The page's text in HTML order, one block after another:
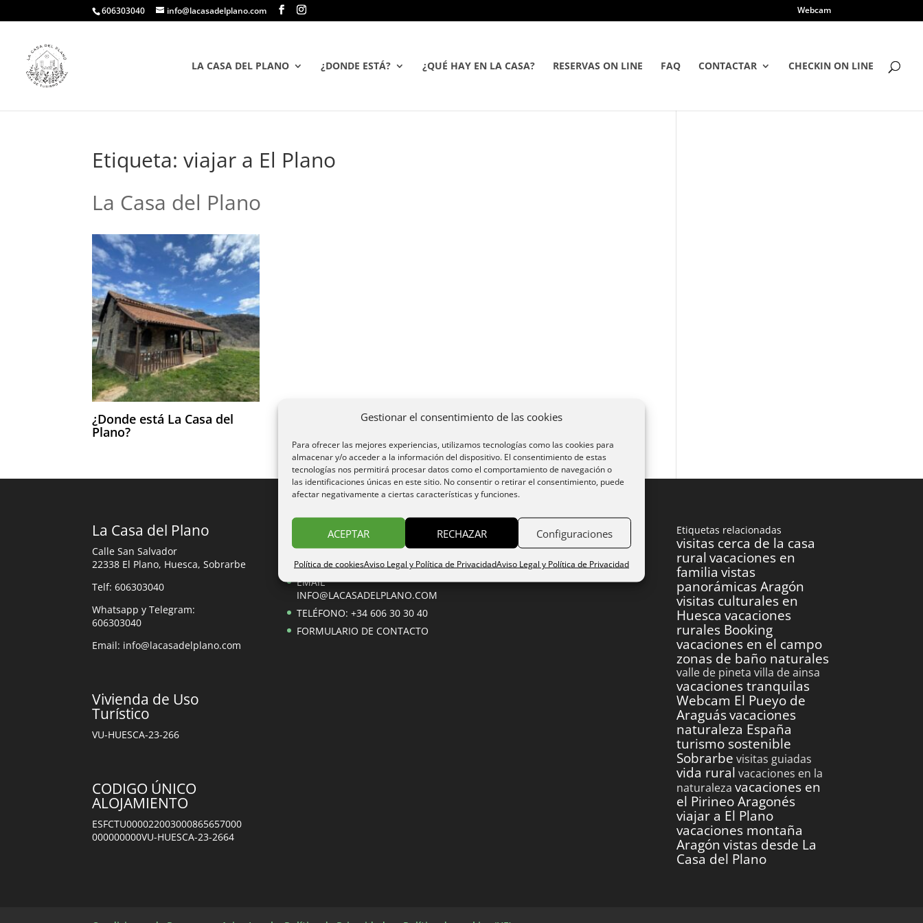
Gestionar el consentimiento de las cookies
Para ofrecer las mejores experiencias, utilizamos tecnologías como las cookies para
almacenar y/o acceder a la información del dispositivo. El consentimiento de estas
tecnologías nos permitirá procesar datos como el comportamiento de navegación o
las identificaciones únicas en este sitio. No consentir o retirar el consentimiento, puede
afectar negativamente a ciertas características y funciones.
ACEPTAR RECHAZAR Configuraciones
Política de cookiesAviso Legal y Política de PrivacidadAviso Legal y Política de Privacidad
606303040 info@lacasadelplano.com Webcam
LA CASA DEL PLANO ¿DONDE ESTÁ? ¿QUÉ HAY EN LA CASA? RESERVAS ON LINE FAQ CONTACTAR CHECKIN ON LINE
Etiqueta:viajar a El Plano
La Casa del Plano
¿Donde está La Casa del
Plano?
La Casa del Plano
Calle San Salvador
22338 El Plano, Huesca, Sobrarbe
Telf: 606303040
Whatsapp y Telegram:
606303040
Email: info@lacasadelplano.com
Vivienda de Uso
Turístico
VU-HUESCA-23-266
CODIGO ÚNICO
ALOJAMIENTO
ESFCTU000022003000865657000
000000000VU-HUESCA-23-2664
Reservas
Reserva on line
EMAIL
INFO@LACASADELPLANO.COM
TELÉFONO: +34 606 30 30 40
FORMULARIO DE CONTACTO
Etiquetas relacionadas
visitas cerca de la casa
rural vacaciones en
familia vistas
panorámicas Aragón
visitas culturales en
Huesca vacaciones
rurales Booking
vacaciones en el campo
zonas de baño naturales
valle de pineta villa de ainsa
vacaciones tranquilas
Webcam El Pueyo de
Araguásvacaciones
naturaleza España
turismo sostenible
Sobrarbe visitas guiadas
vida rural vacaciones en la
naturaleza vacaciones en
el Pirineo Aragonés
viajar a El Plano
vacaciones montaña
Aragón vistas desde La
Casa del Plano